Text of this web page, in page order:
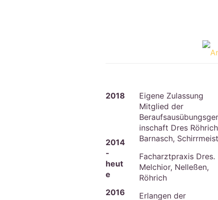
2018
2014
-
heut
e
2016
Eigene Zulassung
Mitglied der
inschaft Dres
Barnasch,
Facharztpraxis Dres.
Melchior, Nelleßen,
Röhrich
Erlangen der